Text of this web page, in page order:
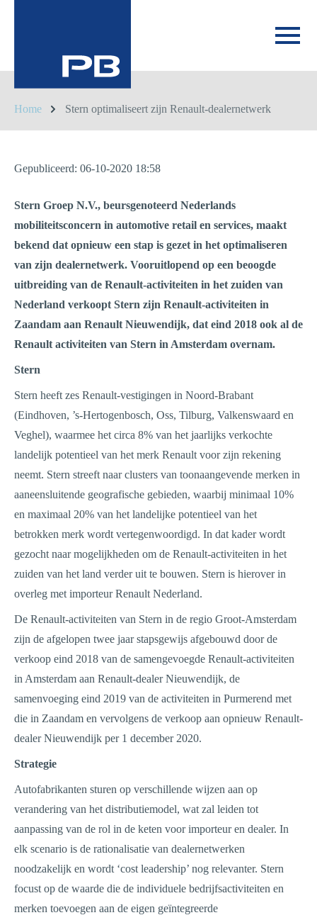
Home Stern optimaliseert zijn Renault-dealernetwerk
Gepubliceerd: 06-10-2020 18:58
Stern Groep N.V., beursgenoteerd Nederlands
mobiliteitsconcern in automotive retail en services, maakt
bekend dat opnieuw een stap is gezet in het optimaliseren
van zijn dealernetwerk. Vooruitlopend op een beoogde
uitbreiding van de Renault-activiteiten in het zuiden van
Nederland verkoopt Stern zijn Renault-activiteiten in
Zaandam aan Renault Nieuwendijk, dat eind 2018 ook al de
Renault activiteiten van Stern in Amsterdam overnam.
Stern
Stern heeft zes Renault-vestigingen in Noord-Brabant
(Eindhoven, ’s-Hertogenbosch, Oss, Tilburg, Valkenswaard en
Veghel), waarmee het circa 8% van het jaarlijks verkochte
landelijk potentieel van het merk Renault voor zijn rekening
neemt. Stern streeft naar clusters van toonaangevende merken in
aaneensluitende geografische gebieden, waarbij minimaal 10%
en maximaal 20% van het landelijke potentieel van het
betrokken merk wordt vertegenwoordigd. In dat kader wordt
gezocht naar mogelijkheden om de Renault-activiteiten in het
zuiden van het land verder uit te bouwen. Stern is hierover in
overleg met importeur Renault Nederland.
De Renault-activiteiten van Stern in de regio Groot-Amsterdam
zijn de afgelopen twee jaar stapsgewijs afgebouwd door de
verkoop eind 2018 van de samengevoegde Renault-activiteiten
in Amsterdam aan Renault-dealer Nieuwendijk, de
samenvoeging eind 2019 van de activiteiten in Purmerend met
die in Zaandam en vervolgens de verkoop aan opnieuw Renault-
dealer Nieuwendijk per 1 december 2020.
Strategie
Autofabrikanten sturen op verschillende wijzen aan op
verandering van het distributiemodel, wat zal leiden tot
aanpassing van de rol in de keten voor importeur en dealer. In
elk scenario is de rationalisatie van dealernetwerken
noodzakelijk en wordt ‘cost leadership’ nog relevanter. Stern
focust op de waarde die de individuele bedrijfsactiviteiten en
merken toevoegen aan de eigen geïntegreerde